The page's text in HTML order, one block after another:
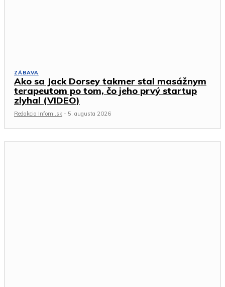
ZÁBAVA
Ako sa Jack Dorsey takmer stal masážnym
terapeutom po tom, čo jeho prvý startup
zlyhal (VIDEO)
Redakcia Infomi.sk - 5. augusta 2026